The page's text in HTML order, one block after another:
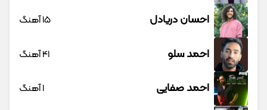
احسان دریادل 15 آهنگ
احمد سلو 41 آهنگ
احمد صفایی 1 آهنگ